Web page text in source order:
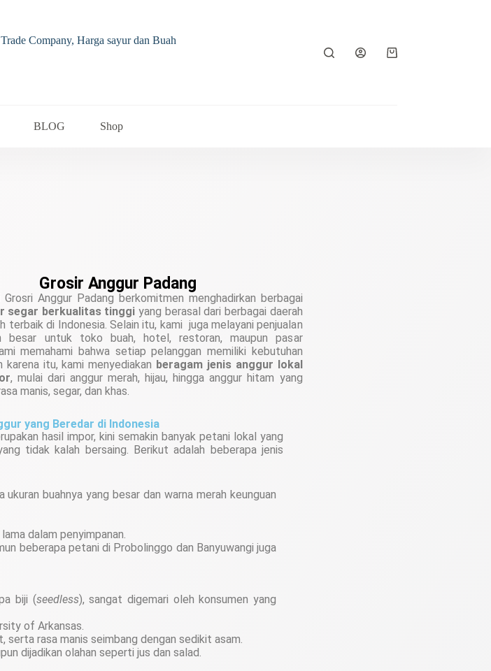
BLOG Shop
Grosir Anggur Padang
Grosri Anggur Padang berkomitmen menghadirkan berbagai
segar berkualitas tinggi yang berasal dari berbagai daerah
terbaik di Indonesia. Selain itu, kami juga melayani penjualan
besar untuk toko buah, hotel, restoran, maupun pasar
memahami bahwa setiap pelanggan memiliki kebutuhan
karena itu, kami menyediakan beragam jenis anggur lokal
, mulai dari anggur merah, hijau, hingga anggur hitam yang
manis, segar, dan khas.
yang Beredar di Indonesia
hasil impor, kini semakin banyak petani lokal yang
tidak kalah bersaing. Berikut adalah beberapa jenis
buahnya yang besar dan warna merah keunguan
dalam penyimpanan.
beberapa petani di Probolinggo dan Banyuwangi juga
biji (seedless), sangat digemari oleh konsumen yang
of Arkansas.
serta rasa manis seimbang dengan sedikit asam.
dijadikan olahan seperti jus dan salad.